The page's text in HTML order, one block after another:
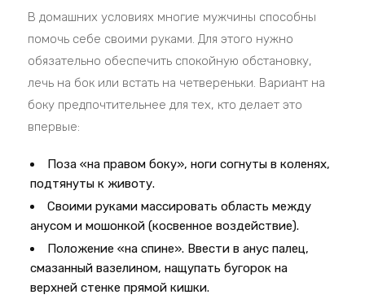
В домашних условиях многие мужчины способны
помочь себе своими руками. Для этого нужно
обязательно обеспечить спокойную обстановку,
лечь на бок или встать на четвереньки. Вариант на
боку предпочтительнее для тех, кто делает это
впервые:
Поза «на правом боку», ноги согнуты в коленях,
подтянуты к животу.
Своими руками массировать область между
анусом и мошонкой (косвенное воздействие).
Положение «на спине». Ввести в анус палец,
смазанный вазелином, нащупать бугорок на
верхней стенке прямой кишки.